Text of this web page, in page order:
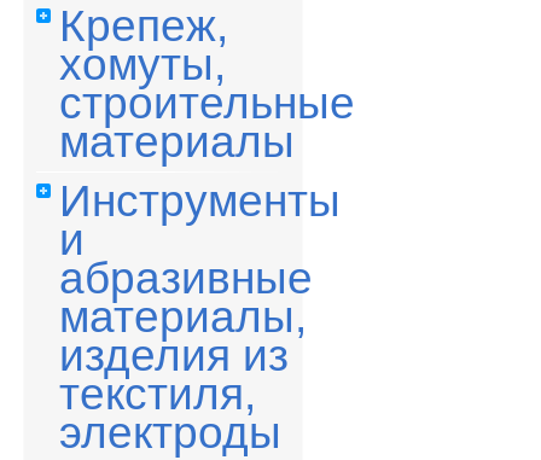
Крепеж,
хомуты,
строительные
материалы
Инструменты
и
абразивные
материалы,
изделия из
текстиля,
электроды